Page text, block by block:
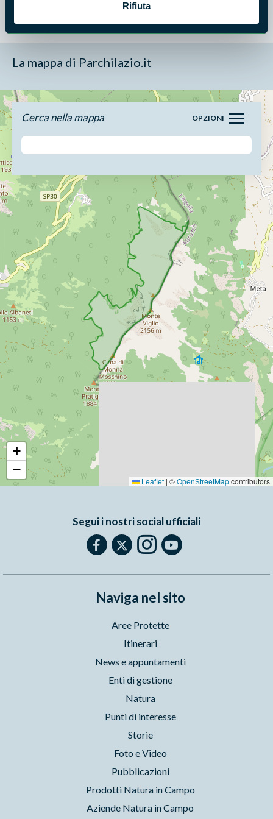
Rifiuta
166 KB [JPG]
La mappa di Parchilazio.it
+
−
Leaflet | ©OpenStreetMapcontributors
Cerca nella mappa OPZIONI
Segui i nostri social ufficiali
Naviga nel sito
Aree Protette
Itinerari
News e appuntamenti
Enti di gestione
Natura
Punti di interesse
Storie
Foto e Video
Pubblicazioni
Prodotti Natura in Campo
Aziende Natura in Campo